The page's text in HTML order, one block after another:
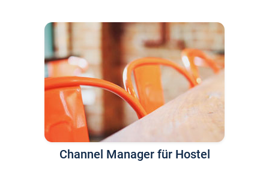
Channel Manager für Hostel